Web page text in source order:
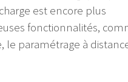
est encore plus
fonctionnalités,
paramétrage à